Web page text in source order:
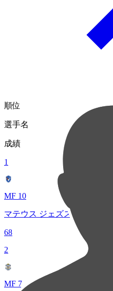
順位
選手名
成績
1
MF 10
マテウス ジェズス
68
2
MF 7